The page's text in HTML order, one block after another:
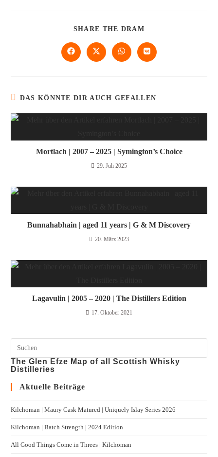
SHARE THE DRAM
DAS KÖNNTE DIR AUCH GEFALLEN
Mortlach | 2007 – 2025 | Symington’s Choice
29. Juli 2025
Bunnahabhain | aged 11 years | G & M Discovery
20. März 2023
Lagavulin | 2005 – 2020 | The Distillers Edition
17. Oktober 2021
The Glen Efze Map of all Scottish Whisky
Distilleries
Aktuelle Beiträge
Kilchoman | Maury Cask Matured | Uniquely Islay Series 2026
Kilchoman | Batch Strength | 2024 Edition
All Good Things Come in Threes | Kilchoman